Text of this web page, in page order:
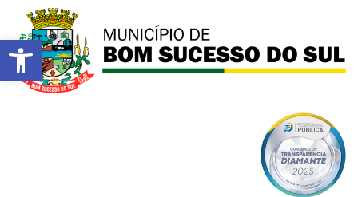
Barra de Ferramentas